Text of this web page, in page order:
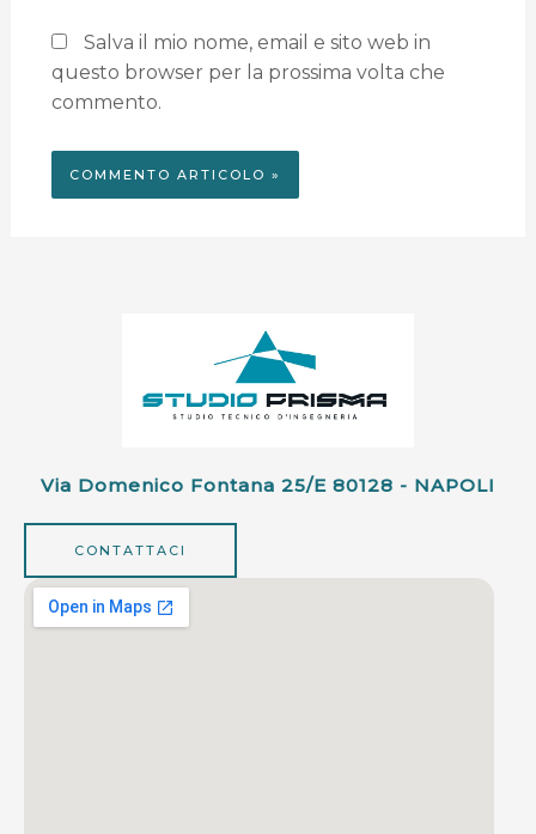
Salva il mio nome, email e sito web in
questo browser per la prossima volta che
commento.
Via Domenico Fontana 25/e 80128 - NAPOLI
CONTATTACI